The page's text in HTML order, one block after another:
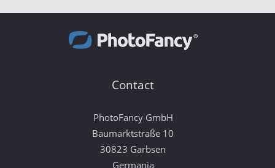
Contact
PhotoFancy GmbH
Baumarktstraße 10
30823 Garbsen
Germania